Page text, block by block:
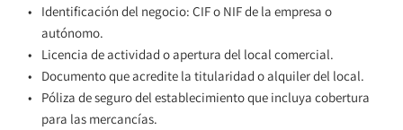
Identificación del negocio: CIF o NIF de la empresa o
autónomo.
Licencia de actividad o apertura del local comercial.
Documento que acredite la titularidad o alquiler del local.
Póliza de seguro del establecimiento que incluya cobertura
para las mercancías.